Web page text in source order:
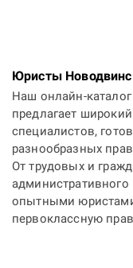
Юристы
Наш онлайн-
предлагает
специалистов,
разнообразных
От трудовых и
опытными
первоклассную